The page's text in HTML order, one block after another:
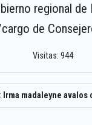
regional de
de
Visitas: 944
Irma madaleyne